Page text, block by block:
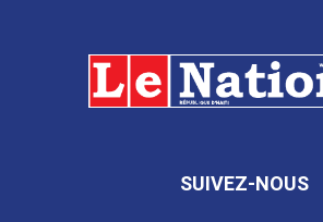
SUIVEZ-NOUS